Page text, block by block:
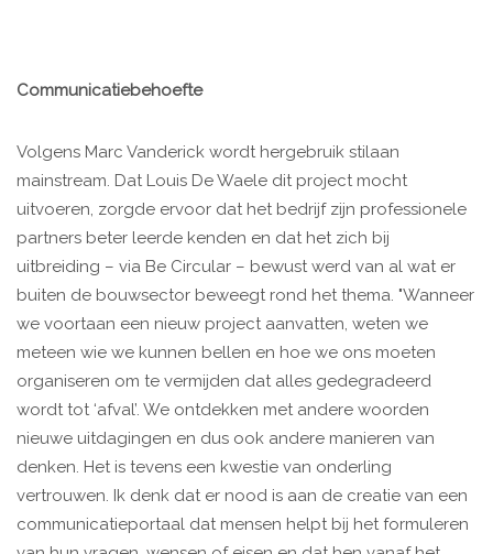
Communicatiebehoefte
Volgens Marc Vanderick wordt hergebruik stilaan
mainstream. Dat Louis De Waele dit project mocht
uitvoeren, zorgde ervoor dat het bedrijf zijn professionele
partners beter leerde kenden en dat het zich bij
uitbreiding – via Be Circular – bewust werd van al wat er
buiten de bouwsector beweegt rond het thema. "Wanneer
we voortaan een nieuw project aanvatten, weten we
meteen wie we kunnen bellen en hoe we ons moeten
organiseren om te vermijden dat alles gedegradeerd
wordt tot ‘afval’. We ontdekken met andere woorden
nieuwe uitdagingen en dus ook andere manieren van
denken. Het is tevens een kwestie van onderling
vertrouwen. Ik denk dat er nood is aan de creatie van een
communicatieportaal dat mensen helpt bij het formuleren